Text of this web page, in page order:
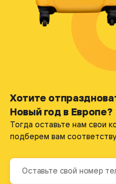
Хотите
Новый год в Европе?
Тогда оставьте нам свои
подберем вам